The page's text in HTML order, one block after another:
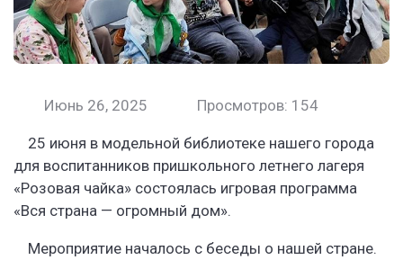
Июнь 26, 2025 Просмотров: 154
25 июня в модельной библиотеке нашего города
для воспитанников пришкольного летнего лагеря
«Розовая чайка» состоялась игровая программа
«Вся страна — огромный дом».
Мероприятие началось с беседы о нашей стране.